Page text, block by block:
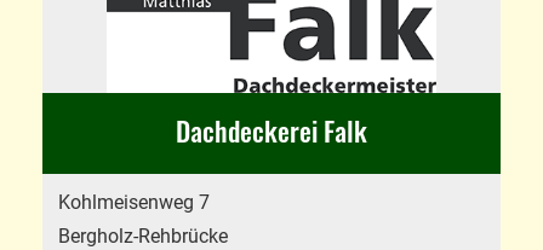
Dachdeckerei Falk
Kohlmeisenweg 7
Bergholz-Rehbrücke